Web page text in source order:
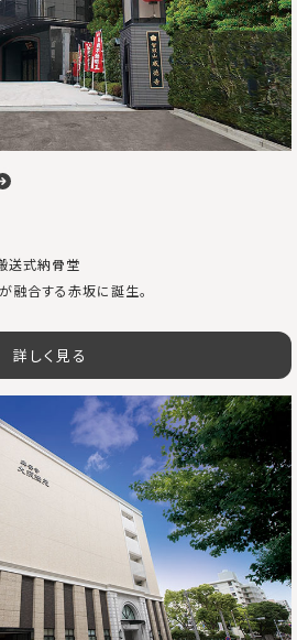
送式納骨堂
融合する赤坂に誕生。
詳しく見る